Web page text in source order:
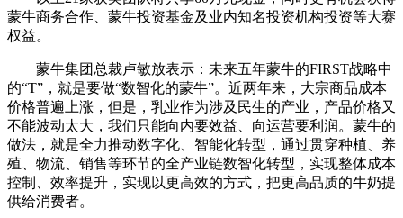
蒙牛商务合作、蒙牛投资基金及业内知名投资机构投资等大赛
权益。
蒙牛集团总裁卢敏放表示：未来五年蒙牛的FIRST战略中
的“T”，就是要做“数智化的蒙牛”。近两年来，大宗商品成本
价格普遍上涨，但是，乳业作为涉及民生的产业，产品价格又
不能波动太大，我们只能向内要效益、向运营要利润。蒙牛的
做法，就是全力推动数字化、智能化转型，通过贯穿种植、养
殖、物流、销售等环节的全产业链数智化转型，实现整体成本
控制、效率提升，实现以更高效的方式，把更高品质的牛奶提
供给消费者。